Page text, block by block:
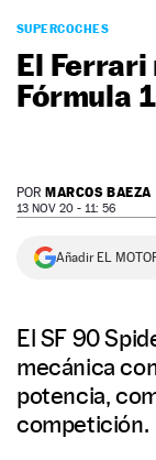
PODCAST
MOTOS
TECNOLOGÍA
SERVICIOS
NEWSLETTER
SUPERCOCHES
El Ferrari
Fórmula 1
POR MARCOS BAEZA
13 NOV 20 - 11: 56
Añadir EL
El SF 90
mecánica
potencia,
competición.